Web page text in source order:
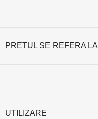
PRETUL SE REFERA LA
UTILIZARE